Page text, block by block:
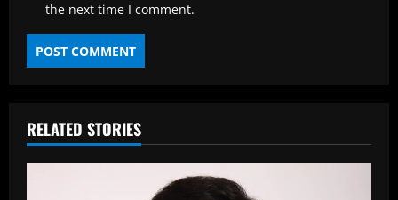
the next time I comment.
RELATED STORIES